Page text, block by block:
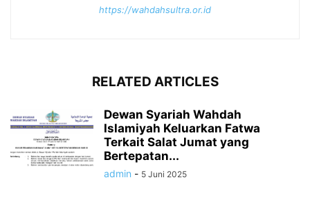
https://wahdahsultra.or.id
RELATED ARTICLES
Dewan Syariah Wahdah
Islamiyah Keluarkan Fatwa
Terkait Salat Jumat yang
Bertepatan...
admin - 5 Juni 2025